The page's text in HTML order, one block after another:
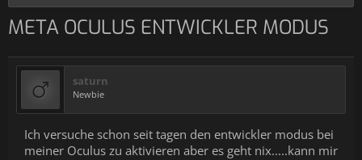
META OCULUS ENTWICKLER MODUS
saturn
Newbie
Ich versuche schon seit tagen den entwickler modus bei
meiner Oculus zu aktivieren aber es geht nix.....kann mir